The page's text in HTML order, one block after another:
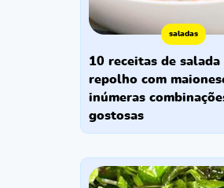
saladas
10 receitas de salada de
repolho com
inúmeras
gostosas